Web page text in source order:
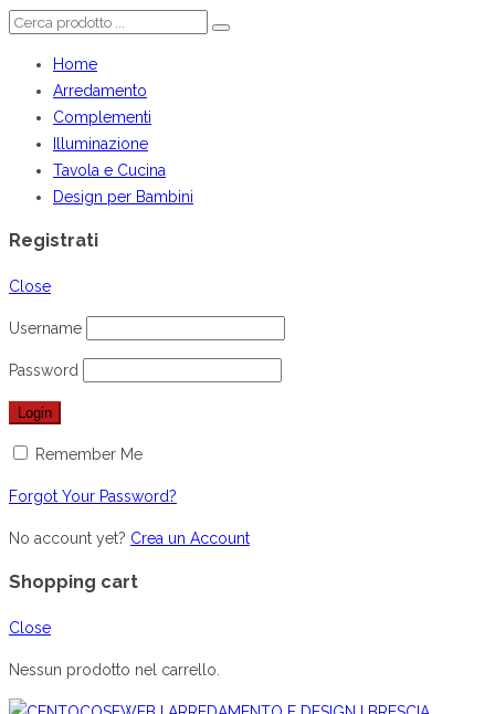
Home
Arredamento
Complementi
Illuminazione
Tavola e Cucina
Design per Bambini
Registrati
Close
Username
Password
Remember Me
Forgot Your Password?
No account yet? Crea un Account
Shopping cart
Close
Nessun prodotto nel carrello.